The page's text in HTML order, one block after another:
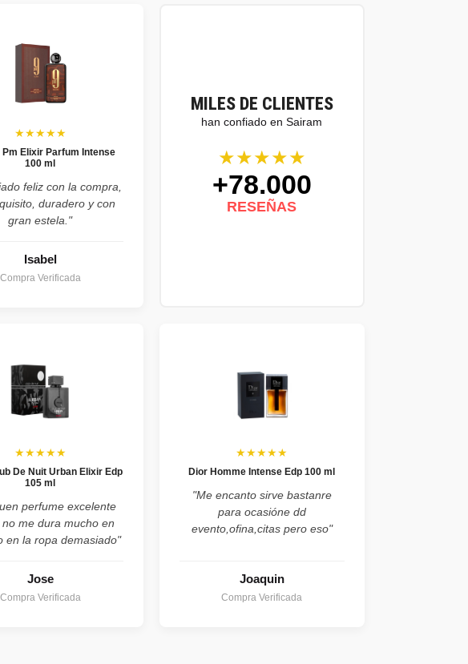
MILES DE CLIENTES
han confiado en Sairam
★★★★★
+78.000
RESEÑAS
★★★★★
Pm Elixir Parfum Intense
100 ml
feliz con la compra,
duradero y con
gran estela."
Isabel
Compra Verificada
★★★★★
De Nuit Urban Elixir Edp
105 ml
perfume excelente
me dura mucho en
en la ropa demasiado"
Jose
Compra Verificada
★★★★★
Dior Homme Intense Edp 100 ml
"Me encanto sirve bastanre
para ocasióne dd
evento,ofina,citas pero eso"
Joaquin
Compra Verificada